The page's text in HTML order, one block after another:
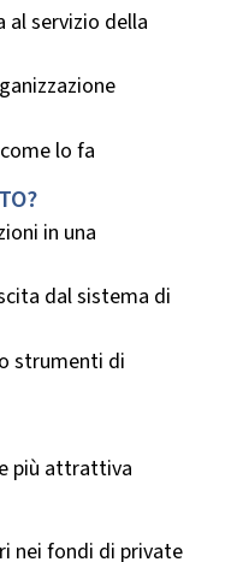
al servizio della
lo fa
in una
dal sistema di
strumenti di
più attrattiva
nei fondi di private